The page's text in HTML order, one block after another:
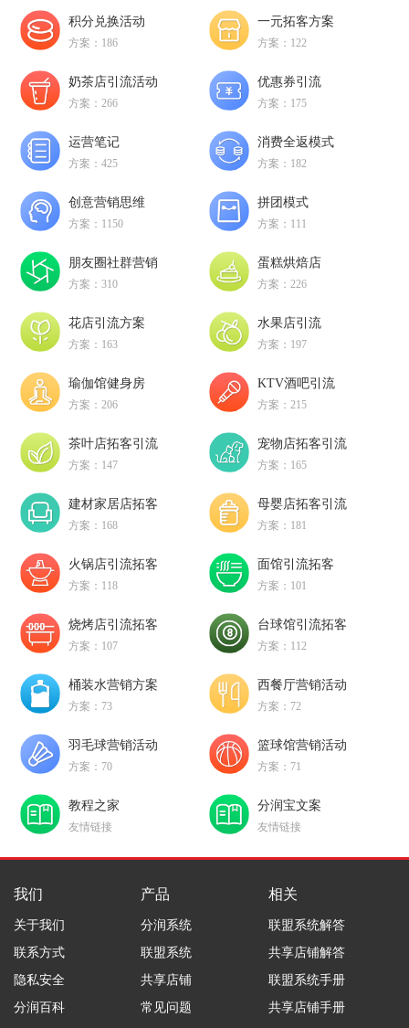
积分兑换活动
方案：186
一元拓客方案
方案：122
奶茶店引流活动
方案：266
优惠券引流
方案：175
运营笔记
方案：425
消费全返模式
方案：182
创意营销思维
方案：1150
拼团模式
方案：111
朋友圈社群营销
方案：310
蛋糕烘焙店
方案：226
花店引流方案
方案：163
水果店引流
方案：197
瑜伽馆健身房
方案：206
KTV酒吧引流
方案：215
茶叶店拓客引流
方案：147
宠物店拓客引流
方案：165
建材家居店拓客
方案：168
母婴店拓客引流
方案：181
火锅店引流拓客
方案：118
面馆引流拓客
方案：101
烧烤店引流拓客
方案：107
台球馆引流拓客
方案：112
桶装水营销方案
方案：73
西餐厅营销活动
方案：72
羽毛球营销活动
方案：70
篮球馆营销活动
方案：71
教程之家
友情链接
分润宝文案
友情链接
我们
关于我们
联系方式
隐私安全
分润百科
产品
分润系统
联盟系统
共享店铺
常见问题
相关
联盟系统解答
共享店铺解答
联盟系统手册
共享店铺手册